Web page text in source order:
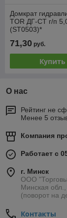
Домкрат
TOR ДГ-CT г/п
(ST0503)*
71,30 руб.
Купить
О нас
Рейтинг не
Менее 5
Компания
Работает с
г. Минск
ООО
Минская
(поворот на
Контакты